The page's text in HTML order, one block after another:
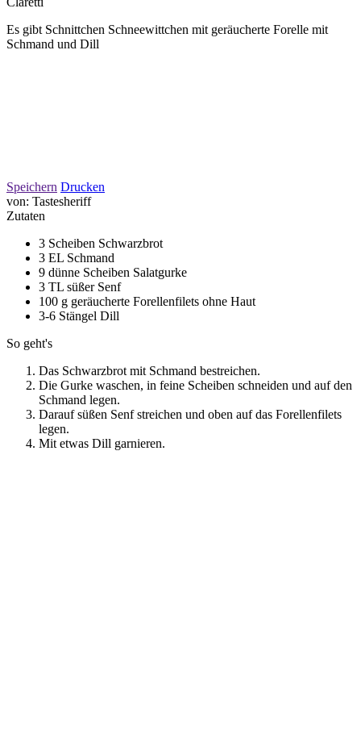
Es gibt Schnittchen Schneewittchen mit geräucherte Forelle mit
Schmand und Dill
Speichern Drucken
von: Tastesheriff
Zutaten
3 Scheiben Schwarzbrot
3 EL Schmand
9 dünne Scheiben Salatgurke
3 TL süßer Senf
100 g geräucherte Forellenfilets ohne Haut
3-6 Stängel Dill
So geht's
Das Schwarzbrot mit Schmand bestreichen.
Die Gurke waschen, in feine Scheiben schneiden und auf den
Schmand legen.
Darauf süßen Senf streichen und oben auf das Forellenfilets
legen.
Mit etwas Dill garnieren.